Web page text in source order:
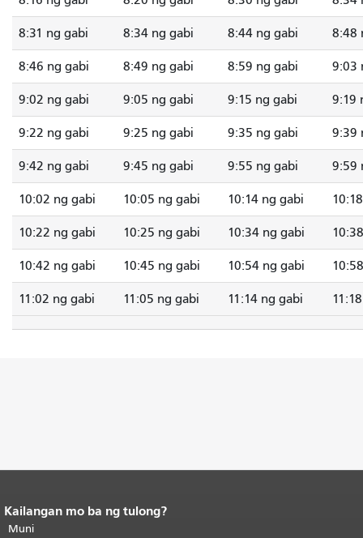
8:31 ng gabi 8:34 ng gabi 8:44 ng gabi 8:48
8:46 ng gabi 8:49 ng gabi 8:59 ng gabi 9:03
9:02 ng gabi 9:05 ng gabi 9:15 ng gabi 9:19
9:22 ng gabi 9:25 ng gabi 9:35 ng gabi 9:39
9:42 ng gabi 9:45 ng gabi 9:55 ng gabi 9:59
10:02 ng gabi 10:05 ng gabi 10:14 ng gabi
10:22 ng gabi 10:25 ng gabi 10:34 ng gabi
10:42 ng gabi 10:45 ng gabi 10:54 ng gabi
11:02 ng gabi 11:05 ng gabi 11:14 ng gabi
Katapusan ng nilalaman ng
pahina.
Kailangan mo ba ng tulong?
Muni